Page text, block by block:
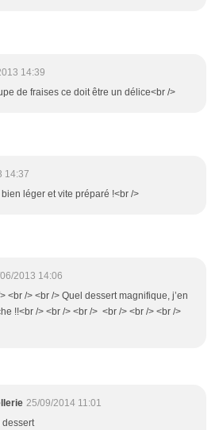
14:39
de fraises ce doit être un délice<br />
14:37
léger et vite préparé !<br />
2013 14:06
<br /> <br /> Quel dessert magnifique, j’en
!!<br /> <br /> <br /> <br /> <br /> <br />
25/09/2014 11:01
dessert